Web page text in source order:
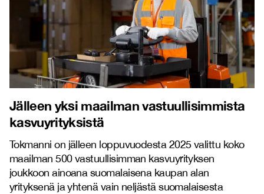
Jälleen yksi maailman vastuullisimmista
kasvuyrityksistä
Tokmanni on jälleen loppuvuodesta 2025 valittu koko
maailman 500 vastuullisimman kasvuyrityksen
joukkoon ainoana suomalaisena kaupan alan
yrityksenä ja yhtenä vain neljästä suomalaisesta